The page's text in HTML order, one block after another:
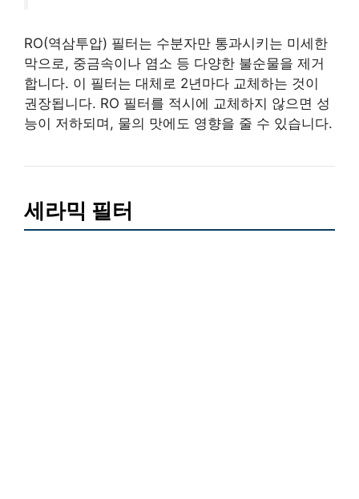
RO(역삼투압) 필터는 수분자만 통과시키는 미세한
막으로, 중금속이나 염소 등 다양한 불순물을 제거
합니다. 이 필터는 대체로 2년마다 교체하는 것이
권장됩니다. RO 필터를 적시에 교체하지 않으면 성
능이 저하되며, 물의 맛에도 영향을 줄 수 있습니다.
세라믹 필터